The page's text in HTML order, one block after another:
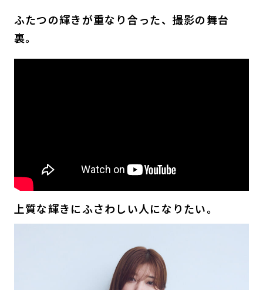
ふたつの輝きが重なり合った、撮影の舞台
裏。
上質な輝きにふさわしい人になりたい。